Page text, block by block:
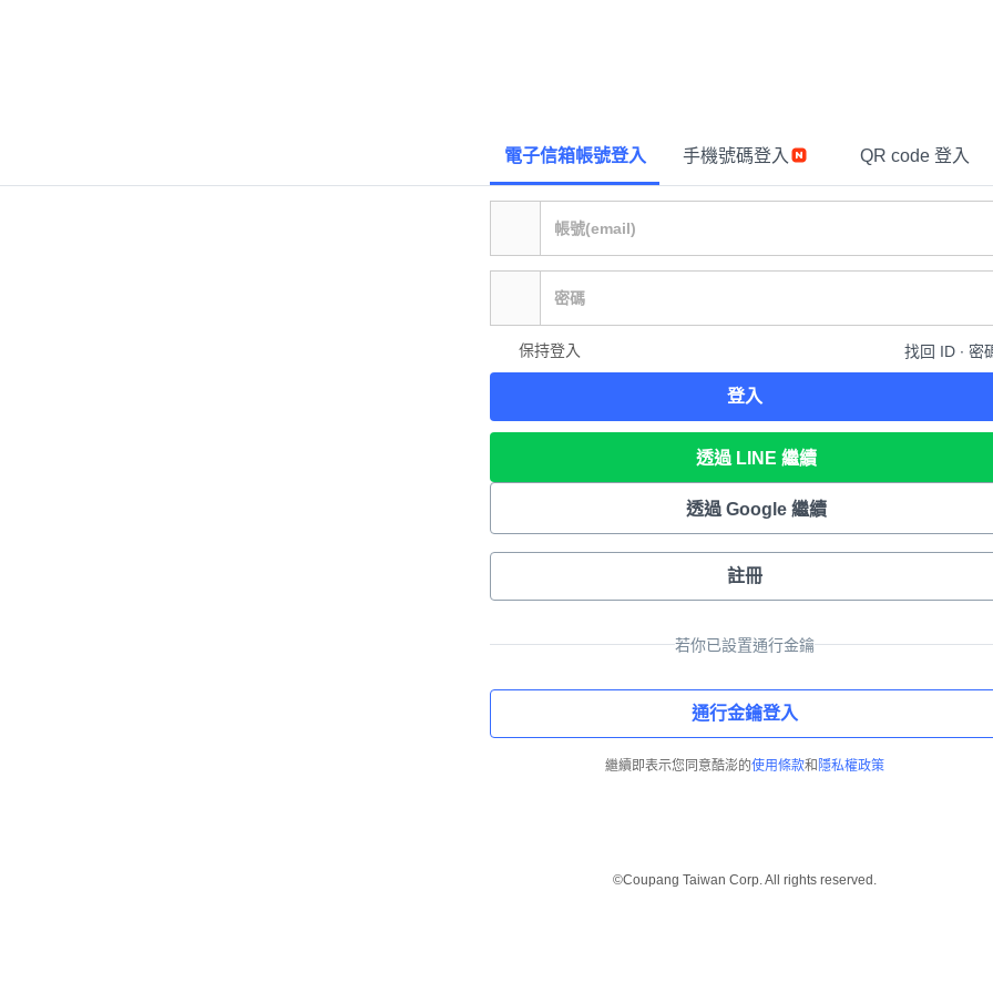
電子信箱帳號登入 手機號碼登入 QR code 登入
保持登入 找回 ID ∙ 密
登入
透過 LINE 繼續
透過 Google 繼續
註冊
若你已設置通行金鑰
通行金鑰登入
繼續即表示您同意酷澎的使用條款和 隱私權政策
©Coupang Taiwan Corp. All rights reserved.